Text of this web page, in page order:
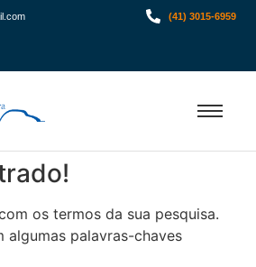
(41) 3015-6959
os termos da sua pesquisa.
algumas palavras-chaves